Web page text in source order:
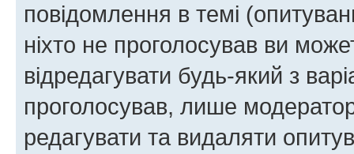
повідомлення в темі
ніхто не проголосував ви
відредагувати будь-який з
проголосував, лише
редагувати та видаляти